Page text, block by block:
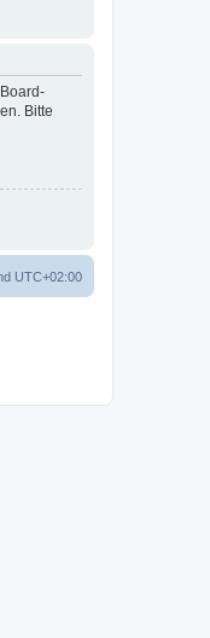
Bitte
UTC+02:00